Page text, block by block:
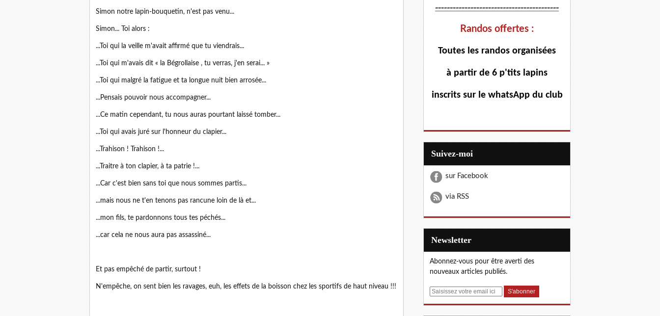
Simon notre lapin-bouquetin, n'est pas venu...
Simon... Toi alors :
...Toi qui la veille m'avait affirmé que tu viendrais...
...Toi qui m'avais dit « la Bégrollaise , tu verras, j'en serai... »
...Toi qui malgré la fatigue et ta longue nuit bien arrosée...
...Pensais pouvoir nous accompagner...
...Ce matin cependant, tu nous auras pourtant laissé tomber...
...Toi qui avais juré sur l'honneur du clapier...
...Trahison ! Trahison !...
...Traitre à ton clapier, à ta patrie !...
...Car c'est bien sans toi que nous sommes partis...
...mais nous ne t'en tenons pas rancune loin de là et...
...mon fils, te pardonnons tous tes péchés...
...car cela ne nous aura pas assassiné...
Et pas empêché de partir, surtout !
N'empêche, on sent bien les ravages, euh, les effets de la boisson chez les sportifs de haut niveau !!!
------------------------------------------
Randos offertes :
Toutes les randos organisées
à partir de 6 p'tits lapins
inscrits sur le whatsApp du club
Suivez-moi
sur Facebook
via RSS
Newsletter
Abonnez-vous pour être averti des
nouveaux articles publiés.
E